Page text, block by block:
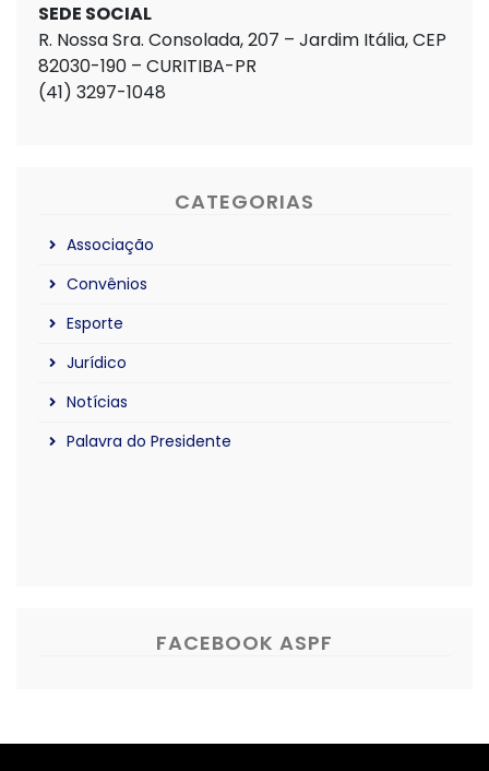
SEDE SOCIAL
R. Nossa Sra. Consolada, 207 – Jardim Itália, CEP
82030-190 – CURITIBA-PR
(41) 3297-1048
CATEGORIAS
Associação
Convênios
Esporte
Jurídico
Notícias
Palavra do Presidente
FACEBOOK ASPF